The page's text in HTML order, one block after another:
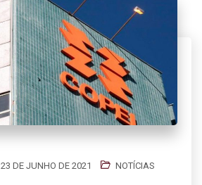
23 DE JUNHO DE 2021 NOTÍCIAS